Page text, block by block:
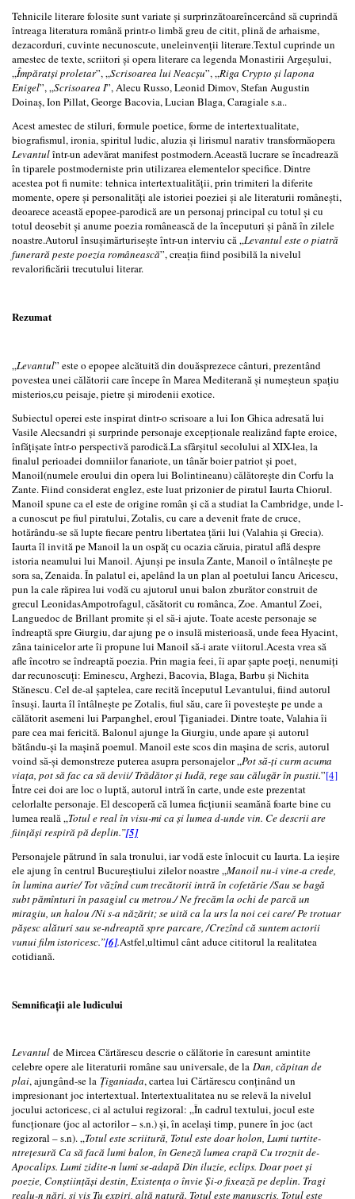
Tehnicile literare folosite sunt variate și surprinzătoareîncercând să cuprindă
întreaga literatura română printr-o limbă greu de citit, plină de arhaisme,
dezacorduri, cuvinte necunoscute, uneleinvenții literare.Textul cuprinde un
amestec de texte, scriitori și opera literare ca legenda Monastirii Argeșului,
„Împăratși proletar”, „Scrisoarea lui Neacșu”, „Riga Crypto și lapona
Enigel”, „Scrisoarea I”, Alecu Russo, Leonid Dimov, Stefan Augustin
Doinaș, Ion Pillat, George Bacovia, Lucian Blaga, Caragiale s.a..
Acest amestec de stiluri, formule poetice, forme de intertextualitate,
biografismul, ironia, spiritul ludic, aluzia și lirismul narativ transformăopera
Levantulîntr-un adevărat manifest postmodern.Această lucrare se încadrează
în tiparele postmoderniste prin utilizarea elementelor specifice. Dintre
acestea pot fi numite: tehnica intertextualității, prin trimiteri la diferite
momente, opere și personalități ale istoriei poeziei și ale literaturii românești,
deoarece această epopee-parodică are un personaj principal cu totul și cu
totul deosebit și anume poezia românească de la începuturi și până în zilele
noastre.Autorul însușimărturisește într-un interviu că „Levantul este o piatră
funerară peste poezia românească”, creația fiind posibilă la nivelul
revalorificării trecutului literar.
Rezumat
„Levantul” este o epopee alcătuită din douăsprezece cânturi, prezentând
povestea unei călătorii care începe în Marea Mediterană și numeșteun spațiu
misterios,cu peisaje, pietre și mirodenii exotice.
Subiectul operei este inspirat dintr-o scrisoare a lui Ion Ghica adresată lui
Vasile Alecsandri și surprinde personaje excepționale realizând fapte eroice,
înfățișate într-o perspectivă parodică.La sfârșitul secolului al XIX-lea, la
finalul perioadei domniilor fanariote, un tânăr boier patriot și poet,
Manoil(numele eroului din opera lui Bolintineanu) călătorește din Corfu la
Zante. Fiind considerat englez, este luat prizonier de piratul Iaurta Chiorul.
Manoil spune ca el este de origine român și că a studiat la Cambridge, unde l-
a cunoscut pe fiul piratului, Zotalis, cu care a devenit frate de cruce,
hotărându-se să lupte fiecare pentru libertatea țării lui (Valahia și Grecia).
Iaurta îl invită pe Manoil la un ospăț cu ocazia căruia, piratul află despre
istoria neamului lui Manoil. Ajunși pe insula Zante, Manoil o întâlnește pe
sora sa, Zenaida. În palatul ei, apelând la un plan al poetului Iancu Aricescu,
pun la cale răpirea lui vodă cu ajutorul unui balon zburător construit de
grecul LeonidasAmpotrofagul, căsătorit cu românca, Zoe. Amantul Zoei,
Languedoc de Brillant promite și el să-i ajute. Toate aceste personaje se
îndreaptă spre Giurgiu, dar ajung pe o insulă misterioasă, unde feea Hyacint,
zâna tainicelor arte îi propune lui Manoil să-i arate viitorul.Acesta vrea să
afle încotro se îndreaptă poezia. Prin magia feei, îi apar șapte poeți, nenumiți
dar recunoscuți: Eminescu, Arghezi, Bacovia, Blaga, Barbu și Nichita
Stănescu. Cel de-al șaptelea, care recită începutul Levantului, fiind autorul
însuși. Iaurta îl întâlnește pe Zotalis, fiul său, care îi povestește pe unde a
călătorit asemeni lui Parpanghel, eroul Țiganiadei. Dintre toate, Valahia îi
pare cea mai fericită. Balonul ajunge la Giurgiu, unde apare și autorul
bătându-și la mașină poemul. Manoil este scos din mașina de scris, autorul
voind să-și demonstreze puterea asupra personajelor „Pot să-ți curm acuma
viața, pot să fac ca să devii/ Trădător și Iudă, rege sau călugăr în pustii.”[4]
Între cei doi are loc o luptă, autorul intră în carte, unde este prezentat
celorlalte personaje. El descoperă că lumea ficțiunii seamănă foarte bine cu
lumea reală „Totul e real în visu-mi ca și lumea d-unde vin. Ce descrii are
ființăși respiră pă deplin.”[5]
Personajele pătrund în sala tronului, iar vodă este înlocuit cu Iaurta. La ieșire
ele ajung în centrul Bucureștiului zilelor noastre „Manoil nu-i vine-a crede,
în lumina aurie/ Tot văzînd cum trecătorii intră în cofetărie /Sau se bagă
subt pămînturi în pasagiul cu metrou./ Ne frecăm la ochi de parcă un
miragiu, un halou /Ni s-a năzărit; se uită ca la urs la noi cei care/ Pe trotuar
păşesc alături sau se-ndreaptă spre parcare, /Crezînd că suntem actorii
vunui film istoricesc.”[6].Astfel,ultimul cânt aduce cititorul la realitatea
cotidiană.
Semnificații ale ludicului
Levantul de Mircea Cărtărescu descrie o călătorie în caresunt amintite
celebre opere ale literaturii române sau universale, de la Dan, căpitan de
plai, ajungând-se la Țiganiada, cartea lui Cărtărescu conținând un
impresionant joc intertextual. Intertextualitatea nu se relevă la nivelul
jocului actoricesc, ci al actului regizoral: „În cadrul textului, jocul este
funcționare (joc al actorilor – s.n.) și, în același timp, punere în joc (act
regizoral – s.n). „Totul este scriitură, Totul este doar holon, Lumi turtite-
ntreţesură Ca să facă lumi balon, în Geneză lumea crapă Cu troznit de-
Apocalips. Lumi zidite-n lumi se-adapă Din iluzie, eclips. Doar poet și
poezie, Conștiințăși destin, Existența o învie Și-o fixează pe deplin. Tragi
realu-n nări, și vis Tu expiri, altă natură. Totul este manuscris, Totul este